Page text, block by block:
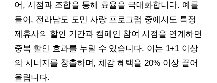
어, 시점과 조합을 통해 효율을 극대화합니다. 예를
들어, 전라남도 도민 사랑 프로그램 중에서도 특정
제휴사의 할인 기간과 캠페인 참여 시점을 연계하면
중복 할인 효과를 누릴 수 있습니다. 이는 1+1 이상
의 시너지를 창출하며, 체감 혜택을 20% 이상 끌어
올립니다.